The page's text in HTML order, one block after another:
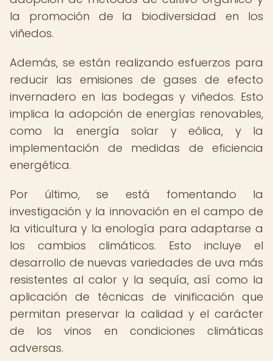
la promoción de la biodiversidad en los
viñedos.
Además, se están realizando esfuerzos para
reducir las emisiones de gases de efecto
invernadero en las bodegas y viñedos. Esto
implica la adopción de energías renovables,
como la energía solar y eólica, y la
implementación de medidas de eficiencia
energética.
Por último, se está fomentando la
investigación y la innovación en el campo de
la viticultura y la enología para adaptarse a
los cambios climáticos. Esto incluye el
desarrollo de nuevas variedades de uva más
resistentes al calor y la sequía, así como la
aplicación de técnicas de vinificación que
permitan preservar la calidad y el carácter
de los vinos en condiciones climáticas
adversas.